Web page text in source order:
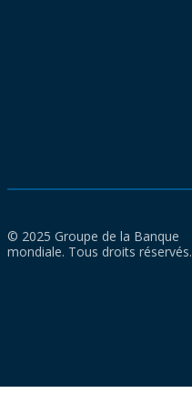
© 2025 Groupe de la Banque
mondiale. Tous droits réservés.